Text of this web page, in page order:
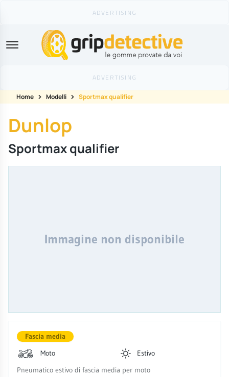
GripDetective
Home Modelli Sportmax qualifier
Dunlop
Sportmax qualifier
Immagine non disponibile
Fascia media
Moto
Estivo
Pneumatico estivo di fascia media per moto